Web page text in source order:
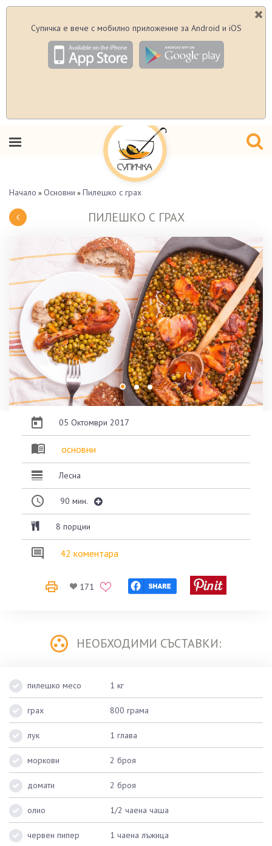
Супичка е вече с мобилно приложение за Android и iOS
Начало » Основни » Пилешко с грах
ПИЛЕШКО С ГРАХ
05 Октомври 2017
основни
Лесна
90 мин.
8 порции
42 коментара
171
НЕОБХОДИМИ СЪСТАВКИ:
пилешко месо 1 кг
грах 800 грама
лук 1 глава
моркови 2 броя
домати 2 броя
олио 1/2 чаена чаша
червен пипер 1 чаена лъжица